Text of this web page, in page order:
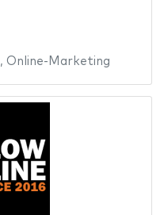
, Online-Marketing